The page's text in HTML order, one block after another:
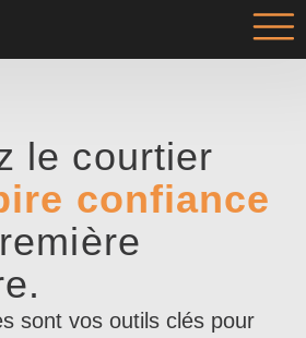
le courtier
confiance
sont vos outils clés pour